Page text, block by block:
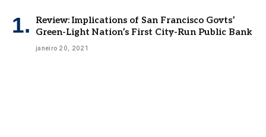
Review: Implications of San Francisco Govts’
Green-Light Nation’s First City-Run Public Bank
janeiro 20, 2021